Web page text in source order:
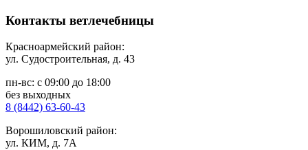
Контакты ветлечебницы
Красноармейский район:
ул. Судостроительная, д. 43
пн-вс: с 09:00 до 18:00
без выходных
8 (8442) 63-60-43
Ворошиловский район:
ул. КИМ, д. 7А